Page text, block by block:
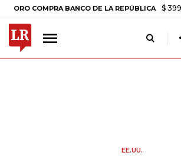
COMPRA BANCO DE LA REPÚBLICA $ 399.745,16
EE.UU.